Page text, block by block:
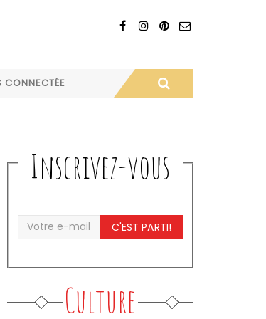
CONNECTÉE
Inscrivez-vous
C'EST PARTI!
Culture